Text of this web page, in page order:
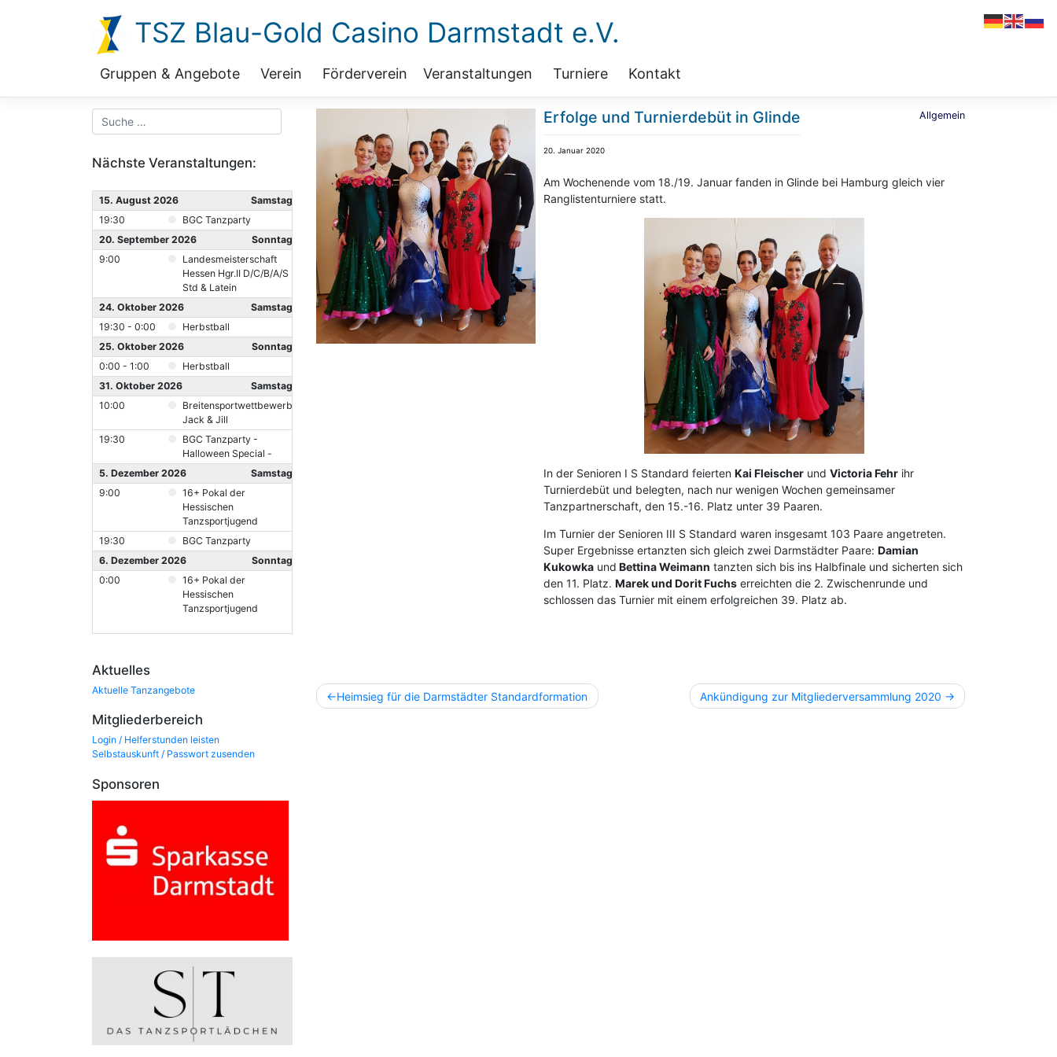
TSZ Blau-Gold Casino Darmstadt e.V.
Gruppen & Angebote Verein Förderverein Veranstaltungen Turniere Kontakt
Nächste Veranstaltungen:
15. August 2026
Samstag
19:30
BGC Tanzparty
20. September 2026
Sonntag
9:00
Landesmeisterschaft
Hessen Hgr.II D/C/B/A/S
Std & Latein
24. Oktober 2026
Samstag
19:30 - 0:00
Herbstball
25. Oktober 2026
Sonntag
0:00 - 1:00
Herbstball
31. Oktober 2026
Samstag
10:00
Breitensportwettbewerb
Jack & Jill
19:30
BGC Tanzparty -
Halloween Special -
5. Dezember 2026
Samstag
9:00
16+ Pokal der
Hessischen
Tanzsportjugend
19:30
BGC Tanzparty
6. Dezember 2026
Sonntag
0:00
16+ Pokal der
Hessischen
Tanzsportjugend
Aktuelles
Aktuelle Tanzangebote
Mitgliederbereich
Login / Helferstunden leisten
Selbstauskunft / Passwort zusenden
Sponsoren
Erfolge und Turnierdebüt in Glinde
20. Januar 2020
Allgemein
Am Wochenende vom 18./19. Januar fanden in Glinde bei Hamburg gleich vier
Ranglistenturniere statt.
In der Senioren I S Standard feierten Kai Fleischerund Victoria Fehrihr
Turnierdebüt und belegten, nach nur wenigen Wochen gemeinsamer
Tanzpartnerschaft, den 15.-16. Platz unter 39 Paaren.
Im Turnier der Senioren III S Standard waren insgesamt 103 Paare angetreten.
Super Ergebnisse ertanzten sich gleich zwei Darmstädter Paare: Damian
Kukowkaund Bettina Weimann tanzten sich bis ins Halbfinale und sicherten sich
den 11. Platz. Marek und Dorit Fuchserreichten die 2. Zwischenrunde und
schlossen das Turnier mit einem erfolgreichen 39. Platz ab.
Beitragsnavigation
Heimsieg für die Darmstädter Standardformation Ankündigung zur Mitgliederversammlung 2020